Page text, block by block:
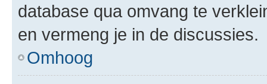
database qua omvang te
en vermeng je in de discussies.
Omhoog